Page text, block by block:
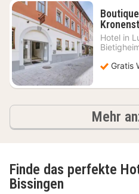
Hotel in
Gratis
Mehr
Finde das perfekte
Bissingen